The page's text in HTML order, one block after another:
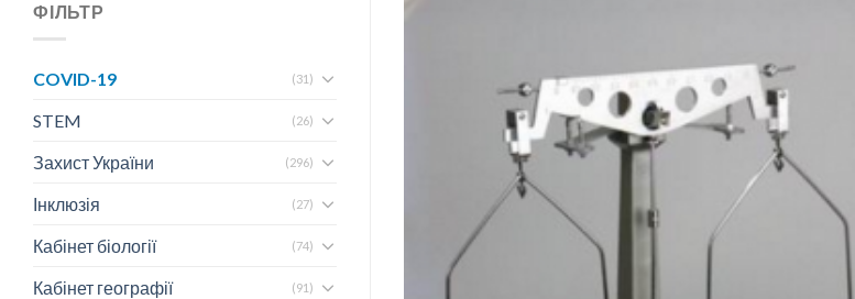
ФІЛЬТР
COVID-19 (31)
STEM (26)
Захист України (296)
Інклюзія (27)
Кабінет біології (74)
Кабінет географії (91)